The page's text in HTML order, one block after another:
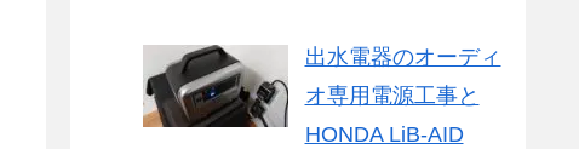
出水電器のオーディ
オ専用電源工事と
HONDA LiB-AID